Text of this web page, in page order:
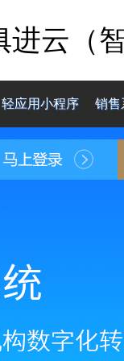
进云（
轻应用小程序 销售